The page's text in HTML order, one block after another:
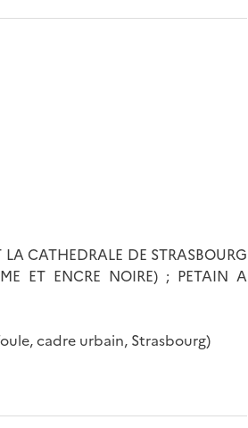
CATHEDRALE DE STRASBOURG
ET ENCRE NOIRE) ; PETAIN A
cadre urbain, Strasbourg)